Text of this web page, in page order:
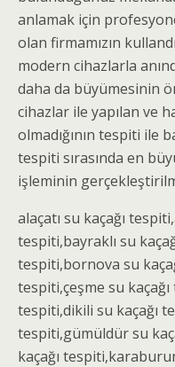
anlamak için
olan firmamızın
modern cihazlarla
daha da büyümesinin
cihazlar ile yapılan ve
olmadığının tespiti ile
tespiti sırasında en
işleminin
alaçatı su kaçağı tespiti
tespiti,bayraklı su
tespiti,bornova su
tespiti,çeşme su
tespiti,dikili su kaçağı
tespiti,gümüldürsu
kaçağı tespiti